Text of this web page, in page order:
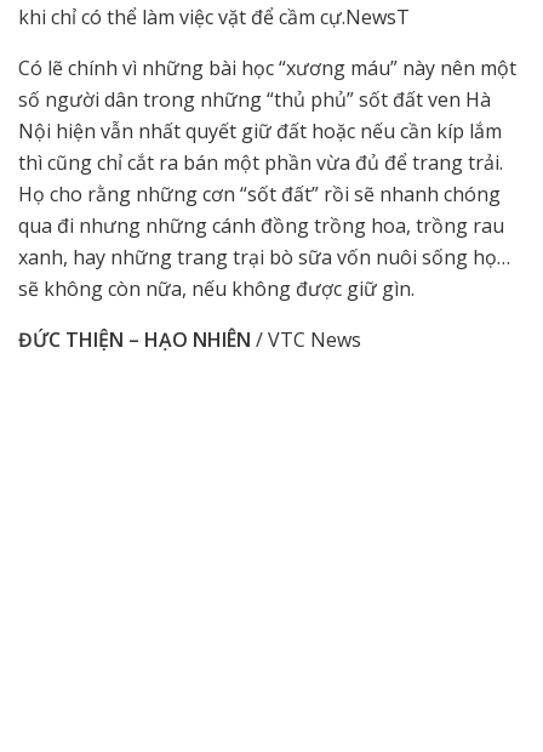
khi chỉ có thể làm việc vặt để cầm cự.NewsT
Có lẽ chính vì những bài học “xương máu” này nên một
số người dân trong những “thủ phủ” sốt đất ven Hà
Nội hiện vẫn nhất quyết giữ đất hoặc nếu cần kíp lắm
thì cũng chỉ cắt ra bán một phần vừa đủ để trang trải.
Họ cho rằng những cơn “sốt đất” rồi sẽ nhanh chóng
qua đi nhưng những cánh đồng trồng hoa, trồng rau
xanh, hay những trang trại bò sữa vốn nuôi sống họ…
sẽ không còn nữa, nếu không được giữ gìn.
ĐỨC THIỆN – HẠO NHIÊN / VTC News